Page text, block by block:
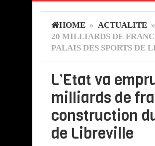
HOME » ACTUALITE
20 MILLIARDS DE
PALAIS DES SPORTS DE
L’Etat va
milliards de
construction
de Libreville